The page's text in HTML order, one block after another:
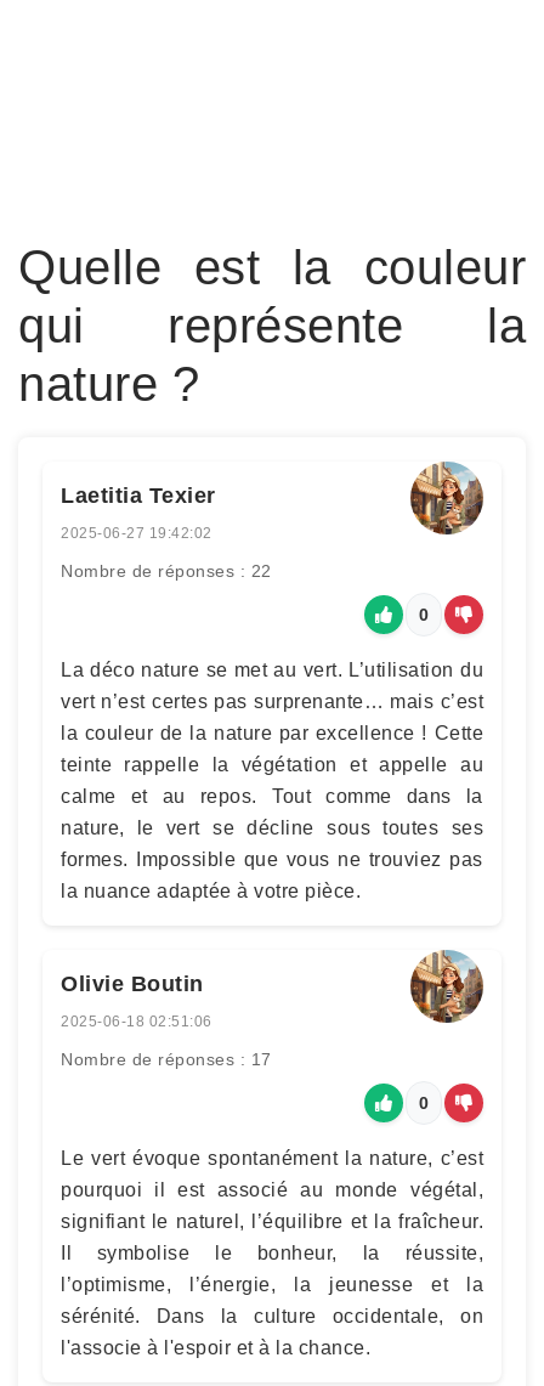
Quelle est la couleur
qui représente la
nature ?
Laetitia Texier
2025-06-27 19:42:02
Nombre de réponses : 22
0
La déco nature se met au vert. L’utilisation du
vert n’est certes pas surprenante… mais c’est
la couleur de la nature par excellence ! Cette
teinte rappelle la végétation et appelle au
calme et au repos. Tout comme dans la
nature, le vert se décline sous toutes ses
formes. Impossible que vous ne trouviez pas
la nuance adaptée à votre pièce.
Olivie Boutin
2025-06-18 02:51:06
Nombre de réponses : 17
0
Le vert évoque spontanément la nature, c’est
pourquoi il est associé au monde végétal,
signifiant le naturel, l’équilibre et la fraîcheur.
Il symbolise le bonheur, la réussite,
l’optimisme, l’énergie, la jeunesse et la
sérénité. Dans la culture occidentale, on
l'associe à l'espoir et à la chance.